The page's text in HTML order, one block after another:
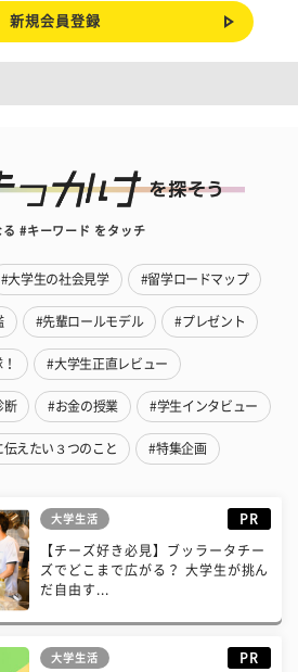
新規会員登録
る #キーワード をタッチ
#大学生の社会見学 #留学ロードマップ
#先輩ロールモデル #プレゼント
#大学生正直レビュー
断 #お金の授業 #学生インタビュー
伝えたい３つのこと #特集企画
大学生活 PR
【チーズ好き必見】ブッラータチー
ズでどこまで広がる？ 大学生が挑ん
だ自由す...
大学生活 PR